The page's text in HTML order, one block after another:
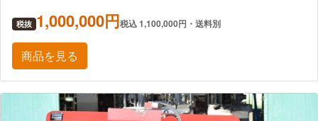
税抜 1,000,000円税込 1,100,000円・送料別
商品を見る